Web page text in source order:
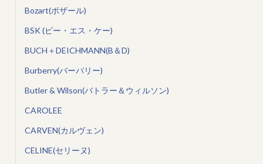
Bozart(ボザール)
BSK (ビー・エス・ケー)
BUCH＋DEICHMANN(B＆D)
Burberry(バーバリー)
Butler & Wilson(バトラー＆ウィルソン)
CAROLEE
CARVEN(カルヴェン)
CELINE(セリーヌ)